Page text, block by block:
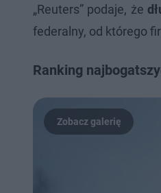
„Reuters” podaje, że
federalny, od którego
Ranking